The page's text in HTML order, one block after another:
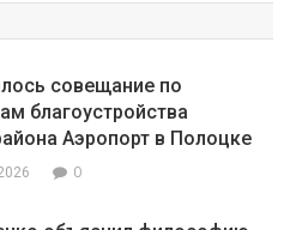
совещание по
благоустройства
Аэропорт в Полоцке
0